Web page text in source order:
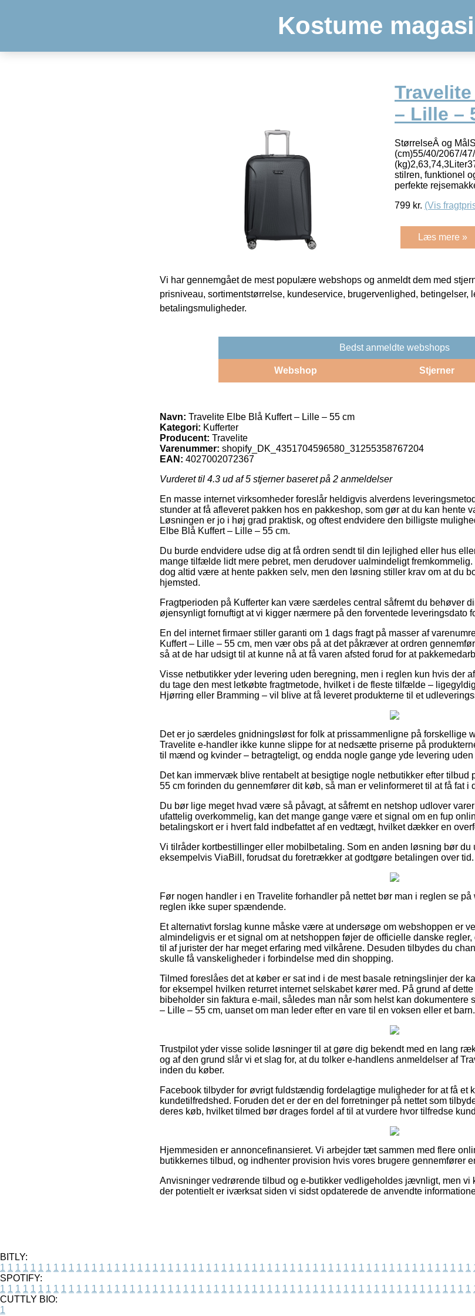
Kostume
– Lille –
StørrelseÂ og
(cm)55/40/2067/
stilren, funktionel
perfekte
799 kr. (Vis
Læs mere »
Vi har gennemgået de mest populære webshops og anmeldt dem med
prisniveau, sortimentstørrelse, kundeservice, brugervenlighed, betingelser,
betalingsmuligheder.
Bedst anmeldte webshops
Webshop Stjerner
Navn: Travelite Elbe Blå Kuffert – Lille – 55 cm
Kategori: Kufferter
Producent: Travelite
Varenummer: shopify_DK_4351704596580_31255358767204
EAN: 4027002072367
Vurderet til 4.3 ud af 5 stjerner baseret på 2 anmeldelser
En masse internet virksomheder foreslår heldigvis alverdens
stunder at få afleveret pakken hos en pakkeshop, som gør at du kan hente
Løsningen er jo i høj grad praktisk, og oftest endvidere den billigste
Elbe Blå Kuffert – Lille – 55 cm.
Du burde endvidere udse dig at få ordren sendt til din lejlighed eller hus
mange tilfælde lidt mere pebret, men derudover ualmindeligt
dog altid være at hente pakken selv, men den løsning stiller krav om at du
hjemsted.
Fragtperioden på Kufferter kan være særdeles central såfremt du behøver
øjensynligt fornuftigt at vi kigger nærmere på den forventede leveringsdato
En del internet firmaer stiller garanti om 1 dags fragt på masser af
Kuffert – Lille – 55 cm, men vær obs på at det påkræver at ordren
så at de har udsigt til at kunne nå at få varen afsted forud for at
Visse netbutikker yder levering uden beregning, men i reglen kun hvis der
du tage den mest letkøbte fragtmetode, hvilket i de fleste tilfælde –
Hjørring eller Bramming – vil blive at få leveret produkterne til et
Det er jo særdeles gnidningsløst for folk at prissammenligne på forskellige
Travelite e-handler ikke kunne slippe for at nedsætte priserne på
til mænd og kvinder – betragteligt, og endda nogle gange yde levering uden
Det kan immervæk blive rentabelt at besigtige nogle netbutikker efter tilbud
55 cm forinden du gennemfører dit køb, så man er velinformeret til at få fat i
Du bør lige meget hvad være så påvagt, at såfremt en netshop udlover
ufattelig overkommelig, kan det mange gange være et signal om en fup
betalingskort er i hvert fald indbefattet af en vedtægt, hvilket dækker en
Vi tilråder kortbestillinger eller mobilbetaling. Som en anden løsning bør du
eksempelvis ViaBill, forudsat du foretrækker at godtgøre betalingen over tid.
Før nogen handler i en Travelite forhandler på nettet bør man i reglen se
reglen ikke super spændende.
Et alternativt forslag kunne måske være at undersøge om webshoppen er
almindeligvis er et signal om at netshoppen føjer de officielle danske
til af jurister der har meget erfaring med vilkårene. Desuden tilbydes du
skulle få vanskeligheder i forbindelse med din shopping.
Tilmed foreslåes det at køber er sat ind i de mest basale retningslinjer der
for eksempel hvilken returret internet selskabet kører med. På grund af
bibeholder sin faktura e-mail, således man når som helst kan dokumentere
– Lille – 55 cm, uanset om man leder efter en vare til en voksen eller et barn.
Trustpilot yder visse solide løsninger til at gøre dig bekendt med en lang
og af den grund slår vi et slag for, at du tolker e-handlens anmeldelser af
inden du køber.
Facebook tilbyder for øvrigt fuldstændig fordelagtige muligheder for at få et
kundetilfredshed. Foruden det er der en del forretninger på nettet som
deres køb, hvilket tilmed bør drages fordel af til at vurdere hvor tilfredse
Hjemmesiden er annoncefinansieret. Vi arbejder tæt sammen med flere
butikkernes tilbud, og indhenter provision hvis vores brugere gennemfører
Anvisninger vedrørende tilbud og e-butikker vedligeholdes jævnligt, men vi
der potentielt er iværksat siden vi sidst opdaterede de anvendte
BITLY:
1 1 1 1 1 1 1 1 1 1 1 1 1 1 1 1 1 1 1 1 1 1 1 1 1 1 1 1 1 1 1 1 1 1 1 1 1 1 1 1 1 1 1 1 1 1 1 1 1 1 1 1 1 1 1 1 1 1 1 1 1 1
SPOTIFY:
1 1 1 1 1 1 1 1 1 1 1 1 1 1 1 1 1 1 1 1 1 1 1 1 1 1 1 1 1 1 1 1 1 1 1 1 1 1 1 1 1 1 1 1 1 1 1 1 1 1 1 1 1 1 1 1 1 1 1 1 1 1
CUTTLY BIO:
1